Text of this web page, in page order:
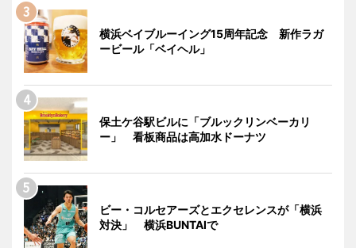
横浜ベイブルーイング15周年記念 新作ラガ
ービール「ベイヘル」
保土ケ谷駅ビルに「ブルックリンベーカリ
ー」 看板商品は高加水ドーナツ
ビー・コルセアーズとエクセレンスが「横浜
対決」 横浜BUNTAIで